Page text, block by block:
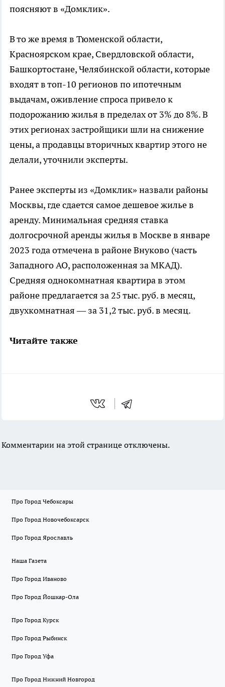
поясняют в «Домклик».
В то же время в Тюменской области,
Красноярском крае, Свердловской области,
Башкортостане, Челябинской области, которые
входят в топ-10 регионов по ипотечным
выдачам, оживление спроса привело к
подорожанию жилья в пределах от 3% до 8%. В
этих регионах застройщики шли на снижение
цены, а продавцы вторичных квартир этого не
делали, уточнили эксперты.
Ранее эксперты из «Домклик» назвали районы
Москвы, где сдается самое дешевое жилье в
аренду. Минимальная средняя ставка
долгосрочной аренды жилья в Москве в январе
2023 года отмечена в районе Внуково (часть
Западного АО, расположенная за МКАД).
Средняя однокомнатная квартира в этом
районе предлагается за 25 тыс. руб. в месяц,
двухкомнатная — за 31,2 тыс. руб. в месяц.
Читайте также
Комментарии на этой странице отключены.
Про Город Чебоксары
Про Город Новочебоксарск
Про Город Ярославль
Наша Газета
Про Город Иваново
Про Город Йошкар-Ола
Про Город Курск
Про Город Рыбинск
Про Город Уфа
Про Город Нижний Новгород